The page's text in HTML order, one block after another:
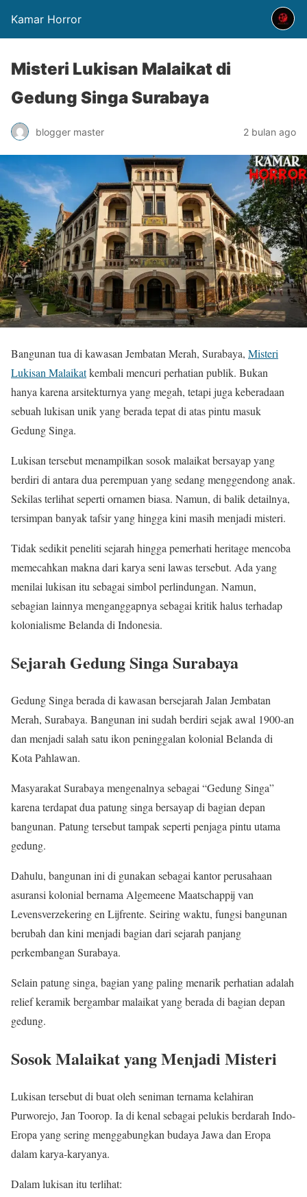
Kamar Horror
Misteri Lukisan Malaikat di
Gedung Singa Surabaya
blogger master 2 bulan ago
Bangunan tua di kawasan Jembatan Merah, Surabaya, Misteri
Lukisan Malaikatkembali mencuri perhatian publik. Bukan
hanya karena arsitekturnya yang megah, tetapi juga keberadaan
sebuah lukisan unik yang berada tepat di atas pintu masuk
Gedung Singa.
Lukisan tersebut menampilkan sosok malaikat bersayap yang
berdiri di antara dua perempuan yang sedang menggendong anak.
Sekilas terlihat seperti ornamen biasa. Namun, di balik detailnya,
tersimpan banyak tafsir yang hingga kini masih menjadi misteri.
Tidak sedikit peneliti sejarah hingga pemerhati heritage mencoba
memecahkan makna dari karya seni lawas tersebut. Ada yang
menilai lukisan itu sebagai simbol perlindungan. Namun,
sebagian lainnya menganggapnya sebagai kritik halus terhadap
kolonialisme Belanda di Indonesia.
Sejarah Gedung Singa Surabaya
Gedung Singa berada di kawasan bersejarah Jalan Jembatan
Merah, Surabaya. Bangunan ini sudah berdiri sejak awal 1900-an
dan menjadi salah satu ikon peninggalan kolonial Belanda di
Kota Pahlawan.
Masyarakat Surabaya mengenalnya sebagai “Gedung Singa”
karena terdapat dua patung singa bersayap di bagian depan
bangunan. Patung tersebut tampak seperti penjaga pintu utama
gedung.
Dahulu, bangunan ini di gunakan sebagai kantor perusahaan
asuransi kolonial bernama Algemeene Maatschappij van
Levensverzekering en Lijfrente. Seiring waktu, fungsi bangunan
berubah dan kini menjadi bagian dari sejarah panjang
perkembangan Surabaya.
Selain patung singa, bagian yang paling menarik perhatian adalah
relief keramik bergambar malaikat yang berada di bagian depan
gedung.
Sosok Malaikat yang Menjadi Misteri
Lukisan tersebut di buat oleh seniman ternama kelahiran
Purworejo, Jan Toorop. Ia di kenal sebagai pelukis berdarah Indo-
Eropa yang sering menggabungkan budaya Jawa dan Eropa
dalam karya-karyanya.
Dalam lukisan itu terlihat: